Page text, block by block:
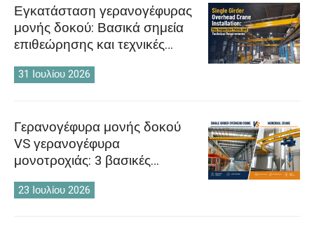
Εγκατάσταση γερανογέφυρας
μονής δοκού: Βασικά σημεία
επιθεώρησης και τεχνικές
απαιτήσεις
31 Ιουλίου 2026
Γερανογέφυρα μονής δοκού
VS γερανογέφυρα
μονοτροχιάς: 3 βασικές
διαφορές που θα σας
βοηθήσουν να επιλέξετε τη
23 Ιουλίου 2026
Dansk
Norsk
O‘zbekcha